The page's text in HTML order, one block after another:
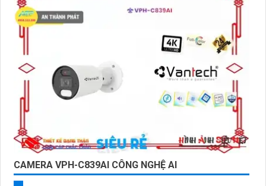
CAMERA VPH-C839AI CÔNG NGHỆ AI